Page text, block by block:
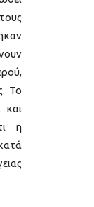
Το
και
η